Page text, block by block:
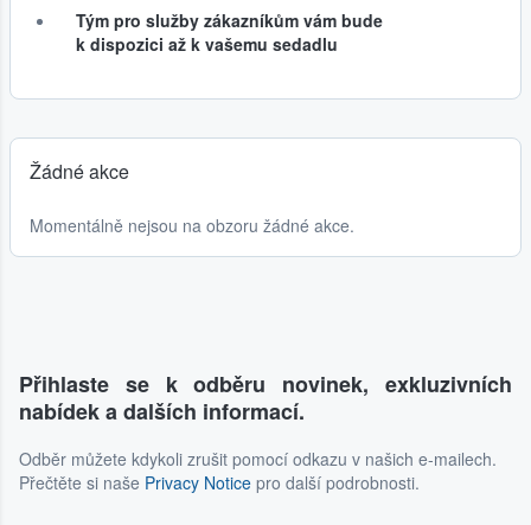
Tým pro služby zákazníkům vám bude
k dispozici až k vašemu sedadlu
Žádné akce
Momentálně nejsou na obzoru žádné akce.
Přihlaste se k odběru novinek, exkluzivních
nabídek a dalších informací.
Odběr můžete kdykoli zrušit pomocí odkazu v našich e-mailech.
Přečtěte si naše Privacy Notice pro další podrobnosti.